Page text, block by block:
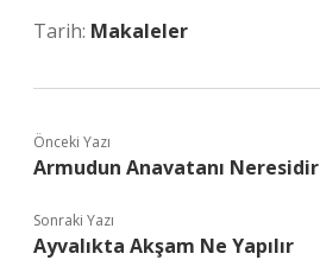
Tarih: Makaleler
Önceki Yazı
Armudun Anavatanı Neresidir
Sonraki Yazı
Ayvalıkta Akşam Ne Yapılır